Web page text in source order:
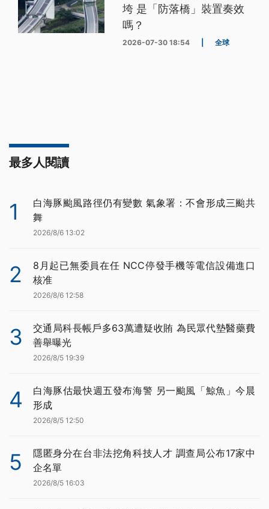
垮 是「防落橋」裝置奏效
嗎？
2026-07-30 18:54 全球
最多人閱讀
1
白海豚颱風路徑仍有變數 氣象署：不會形成三颱共
舞
2026/8/6 13:02
2
8月起已無委員在任 NCC停發手機等電信設備進口
核准
2026/8/6 12:58
3
交通局科長帳戶多63萬遭疑收賄 為民眾代墊醫藥費
善舉曝光
2026/8/5 19:39
4
白海豚估最快週五發布海警 另一颱風「鯨魚」今晨
形成
2026/8/5 12:50
5
隱匿身分在台非法挖角科技人才 調查局公布17家中
企名單
2026/8/5 16:03